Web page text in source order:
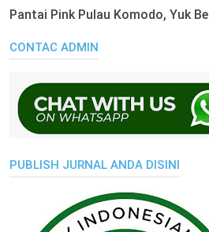
Pantai Pink Pulau Komodo, Yuk
CONTAC ADMIN
PUBLISH JURNAL ANDA DISINI